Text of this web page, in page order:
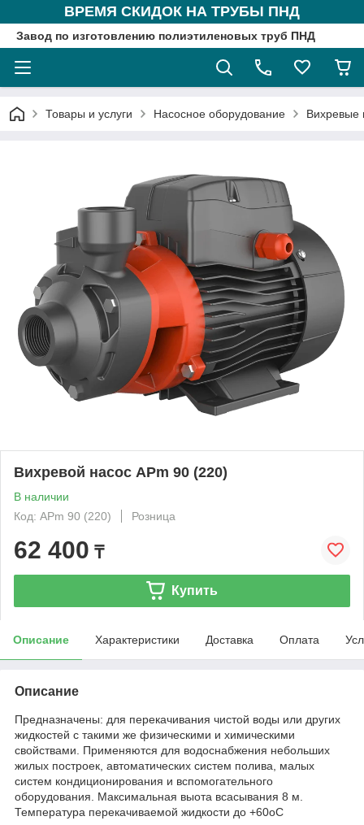
ВРЕМЯ СКИДОК НА ТРУБЫ ПНД
Завод по изготовлению полиэтиленовых труб ПНД
Товары и услуги Насосное оборудование Вихревые
Вихревой насос APm 90 (220)
В наличии
Код: APm 90 (220)
Розница
62 400 ₸
Купить
Описание Характеристики Доставка Оплата
Описание
Предназначены: для перекачивания чистой воды или других
жидкостей с такими же физическими и химическими
свойствами. Применяются для водоснабжения небольших
жилых построек, автоматических систем полива, малых
систем кондиционирования и вспомогательного
оборудования. Максимальная выота всасывания 8 м.
Температура перекачиваемой жидкости до +60оС